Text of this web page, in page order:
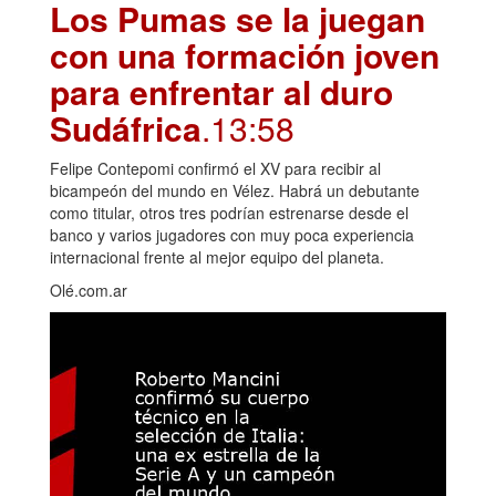
Los Pumas se la juegan
con una formación joven
para enfrentar al duro
Sudáfrica.13:58
Felipe Contepomi confirmó el XV para recibir al
bicampeón del mundo en Vélez. Habrá un debutante
como titular, otros tres podrían estrenarse desde el
banco y varios jugadores con muy poca experiencia
internacional frente al mejor equipo del planeta.
Olé.com.ar